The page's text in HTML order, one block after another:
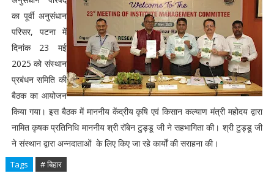
का पूर्वी अनुसंधान
परिसर, पटना में
दिनांक 23 मई
2025 को संस्थान
प्रबंधन समिति की
बैठक का आयोजन
किया गया। इस बैठक में माननीय केंद्रीय कृषि एवं किसान कल्याण मंत्री महोदय द्वारा
नामित कृषक प्रतिनिधि माननीय श्री रॉबेन टुड्डू जी ने सहभागिता की। श्री टुड्डू जी
ने संस्थान द्वारा अन्नदाताओं के लिए किए जा रहे कार्यों की सराहना की।
Tags # बिहार